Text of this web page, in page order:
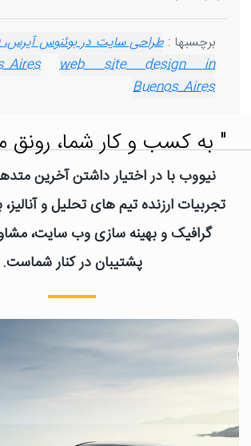
برچسبها :
web site design in
Buenos_Aires
" به کسب و کار شما،
نیووب با در اختیار داشتن آخرین
تجربیات ارزنده تیم های تحلیل و
گرافیک و بهینه سازی وب سایت،
پشتیبان در کنار شماست.